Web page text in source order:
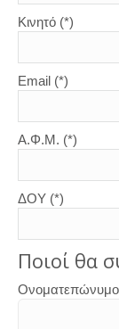
Κινητό (*)
Email (*)
Α.Φ.Μ. (*)
ΔΟΥ (*)
Ποιοί θα
Ονοματεπώνυμο